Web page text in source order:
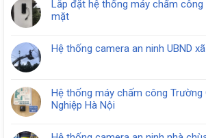
Lắp đặt hệ thống máy chấm công
mặt
Hệ thống camera an ninh UBND xã
Hệ thống máy chấm công Trường
Nghiệp Hà Nội